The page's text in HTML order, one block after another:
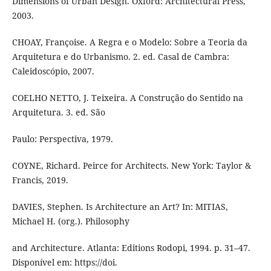
2003.
CHOAY, Françoise. A Regra e o Modelo: Sobre a Teoria da
Arquitetura e do Urbanismo. 2. ed. Casal de Cambra:
Caleidoscópio, 2007.
COELHO NETTO, J. Teixeira. A Construção do Sentido na
Arquitetura. 3. ed. São
Paulo: Perspectiva, 1979.
COYNE, Richard. Peirce for Architects. New York: Taylor &
Francis, 2019.
DAVIES, Stephen. Is Architecture an Art? In: MITIAS,
Michael H. (org.). Philosophy
and Architecture. Atlanta: Editions Rodopi, 1994. p. 31–47.
Disponível em: https://doi.